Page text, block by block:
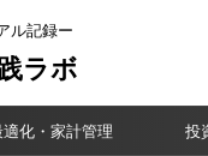
ル記録ー
ラボ
化・家計管理 投